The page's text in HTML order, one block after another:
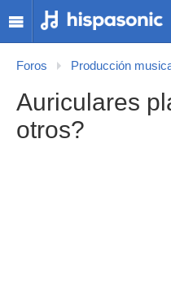
Foros Producción
Auriculares
otros?